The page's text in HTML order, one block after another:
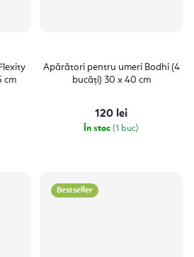
cm
Apărători pentru umeri Bodhi (4
bucăți) 30 x 40 cm
120 lei
În stoc (1 buc)
Bestseller